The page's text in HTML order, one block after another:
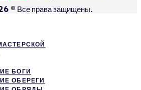
© Все права защищены.
БОГИ
ОБЕРЕГИ